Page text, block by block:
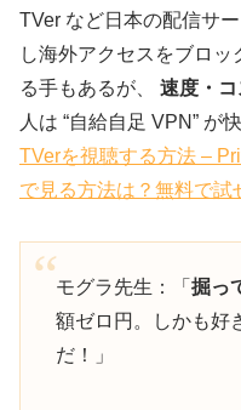
TVer など日本の配信サ
し海外アクセスをブロ
る手もあるが、 速度・
人は “自給自足 VPN” が
TVerを視聴する方法 –
で見る方法は？無料で試
モグラ先生：「 掘っ
額ゼロ円。しかも好
だ！」